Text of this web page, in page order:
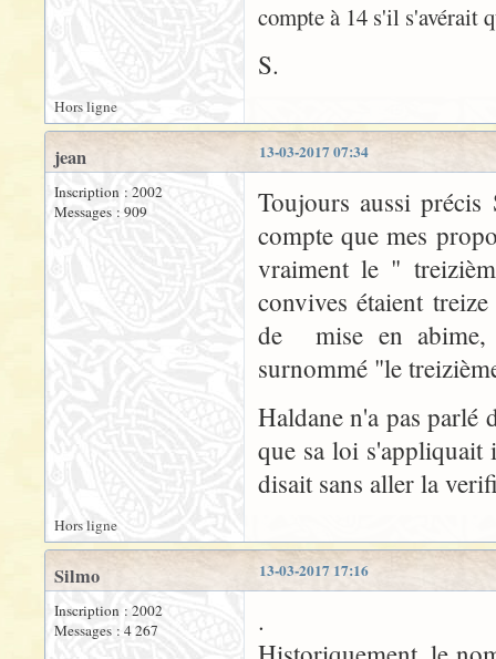
compte à 14 s'il s'avérait
S.
Hors ligne
13-03-2017 07:34
jean
Inscription : 2002
Messages : 909
Toujours aussi
compte que mes
vraiment le "
convives étaient
de mise en abime,
surnommé "le
Haldane n'a pas parlé
que sa loi s'appliquait
disait sans aller la
Hors ligne
13-03-2017 17:16
Silmo
Inscription : 2002
Messages : 4 267
.